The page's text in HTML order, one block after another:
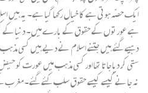
ایک حصّہ ہوتی ہے کا خیال رکھا گیا ہے۔ یہ
ہے عورتوں کے حقوق کے بارے میں۔ دنیا کے
دہیے گئے ہیں جتنے اسلام نے دیے ہیں کسی
ستی کر دیاجاتا تھااور کسی مذہب میں عورت کو
نہ جانے کیسے کیسے حقوق سلب کئے گئے۔